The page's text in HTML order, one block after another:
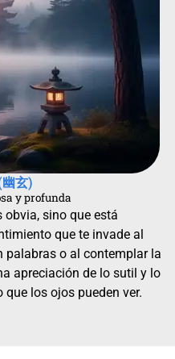
玄)
y profunda
obvia, sino que está
que te invade al
palabras o al contemplar la
apreciación de lo sutil y lo
los ojos pueden ver.